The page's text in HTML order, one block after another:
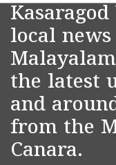
local
the latest
and
from the
Canara.